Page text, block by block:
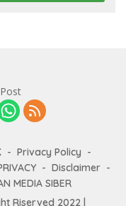
Privacy Policy
Disclaimer
MEDIA SIBER
Riserved 2022 |